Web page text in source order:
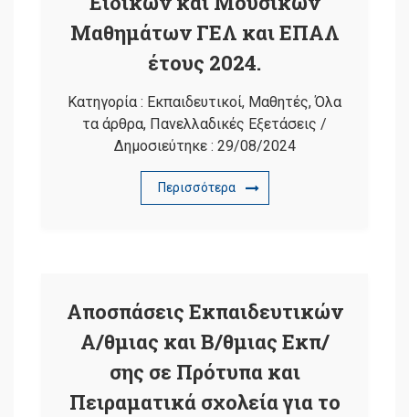
Μαθημάτων ΓΕΛ και ΕΠΑΛ
έτους 2024.
Κατηγορία : Εκπαιδευτικοί, Μαθητές,Όλα
τα άρθρα, Πανελλαδικές Εξετάσεις /
Δημοσιεύτηκε : 29/08/2024
Περισσότερα
Αποσπάσεις Εκπαιδευτικών
Α/θμιας και Β/θμιας Εκπ/
σης σε Πρότυπα και
Πειραματικά σχολεία για το